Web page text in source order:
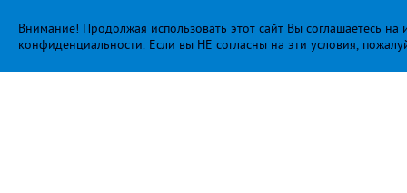
Внимание! Продолжая использовать этот сайт Вы соглашаетесь
конфиденциальности. Если вы НЕ согласны на эти условия,